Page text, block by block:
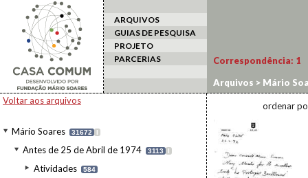
ARQUIVOS
GUIAS DE PESQUISA
PROJETO
PARCERIAS
Voltar aos arquivos
Mário Soares 31672 I
Antes de 25 de Abril de 1974 3113 I
Atividades 584
Correspondência: 1
Arquivos > Mário
Arie
ordenar